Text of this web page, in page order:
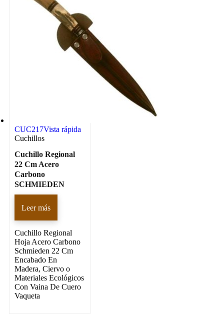
CUC217Vista rápida
Cuchillos
Cuchillo Regional
22 Cm Acero
Carbono
SCHMIEDEN
Leer más
Cuchillo Regional
Hoja Acero Carbono
Schmieden 22 Cm
Encabado En
Madera, Ciervo o
Materiales Ecológicos
Con Vaina De Cuero
Vaqueta